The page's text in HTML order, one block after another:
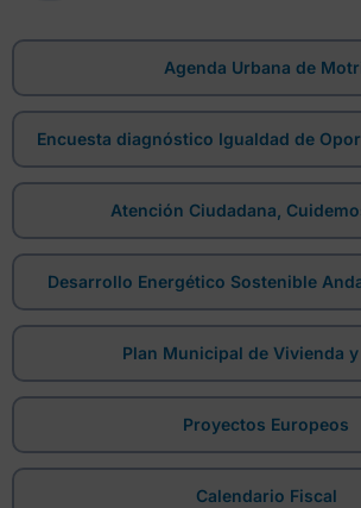
Agenda Urbana de
Encuesta diagnóstico Igualdad de
Atención Ciudadana,
Desarrollo Energético Sostenible
Plan Municipal de Vivienda y
Proyectos Europeos
Calendario Fiscal